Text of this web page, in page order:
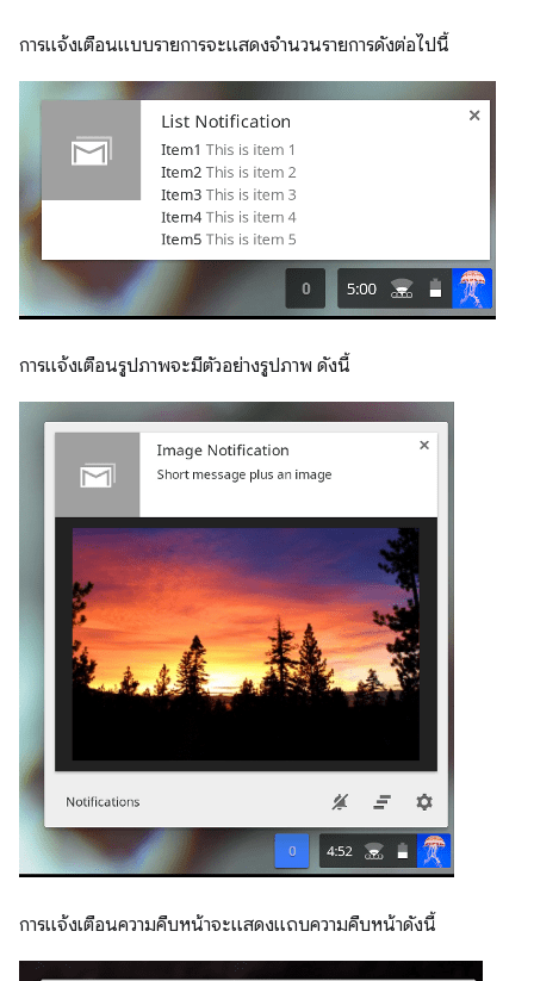
การแจ้งเตือนแบบรายการจะแสดงจำนวนรายการดังต่อไปนี้
การแจ้งเตือนรูปภาพจะมีตัวอย่างรูปภาพ ดังนี้
การแจ้งเตือนความคืบหน้าจะแสดงแถบความคืบหน้าดังนี้